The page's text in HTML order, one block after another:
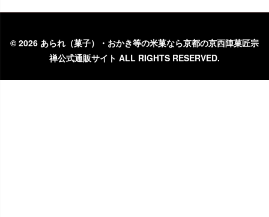
© 2026 あられ（菓子）・おかき等の米菓なら京都の京西陣菓匠宗
禅公式通販サイト ALL RIGHTS RESERVED.